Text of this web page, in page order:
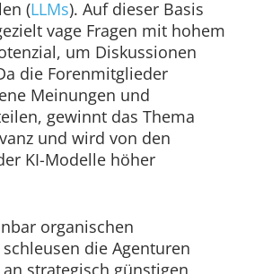
(LLMs). Auf dieser Basis
vage Fragen mit hohem
um Diskussionen
die Forenmitglieder
Meinungen und
gewinnt das Thema
und wird von den
KI-Modelle höher
organischen
die Agenturen